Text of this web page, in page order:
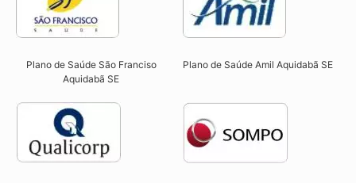
Plano de Saúde São Franciso
Aquidabã SE​
Plano de Saúde Amil Aquidabã SE